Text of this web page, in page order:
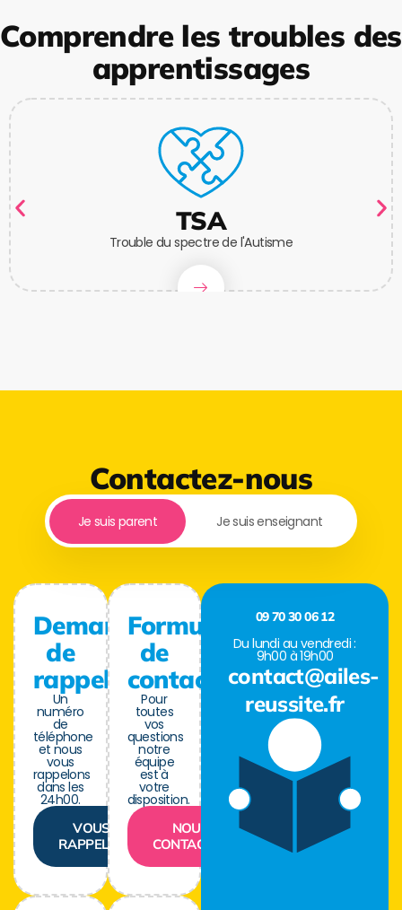
Comprendre les troubles des
apprentissages
TSA
Trouble du spectre de l'Autisme
Contactez-nous
Je suis parent Je suis enseignant
Demande
de
rappel
Un
numéro
de
téléphone
et nous
vous
rappelons
dans les
24h00.
VOUS
RAPPELER
Formulaire
de
contact
Pour
toutes
vos
questions
notre
équipe
est à
votre
disposition.
NOUS
CONTACTER
09 70 30 06 12
Du lundi au vendredi :
9h00 à 19h00
contact@ailes-
reussite.fr